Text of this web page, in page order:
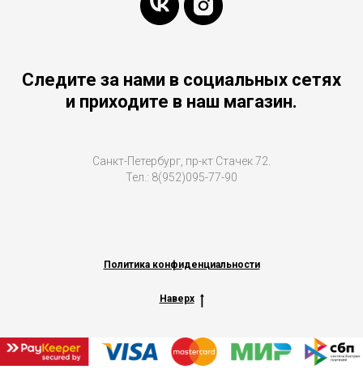
Следите за нами в социальных сетях
и приходите в наш магазин.
Санкт-Петербург, пр-кт Стачек 72.
Тел.: 8(952)095-77-90
Политика конфиденциальности
Наверх